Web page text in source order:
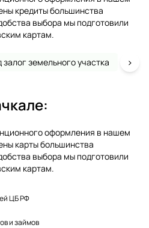
кредиты большинства
выбора мы подготовили
картам.
залог земельного участка ›
:
оформления в нашем
карты большинства
выбора мы подготовили
картам.
ЦБ РФ
и займов